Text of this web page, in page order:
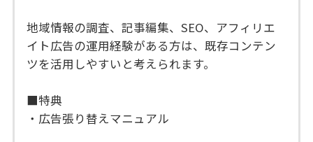
地域情報の調査、記事編集、SEO、アフィリエ
イト広告の運用経験がある方は、既存コンテン
ツを活用しやすいと考えられます。
■特典
・広告張り替えマニュアル